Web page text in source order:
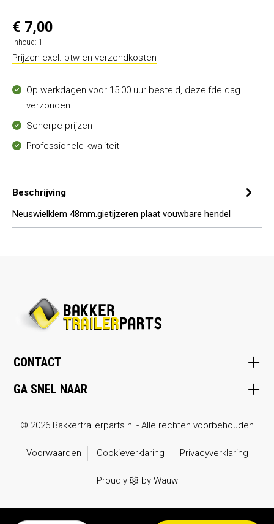
€ 7,00
Inhoud: 1
Prijzen excl. btw en verzendkosten
Op werkdagen voor 15:00 uur besteld, dezelfde dag
verzonden
Scherpe prijzen
Professionele kwaliteit
Beschrijving
Neuswielklem 48mm.gietijzeren plaat vouwbare hendel
CONTACT
GA SNEL NAAR
© 2026 Bakkertrailerparts.nl - Alle rechten voorbehouden
Voorwaarden Cookieverklaring Privacyverklaring
Proudly by Wauw